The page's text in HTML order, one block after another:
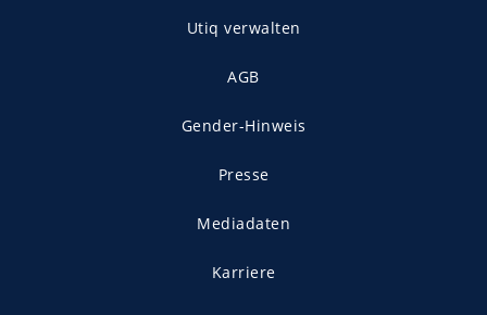
Utiq verwalten
AGB
Gender-Hinweis
Presse
Mediadaten
Karriere